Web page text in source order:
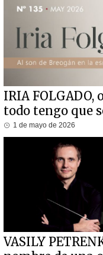
IRIA
todo tengo que
1 de mayo de 2026
VASILY